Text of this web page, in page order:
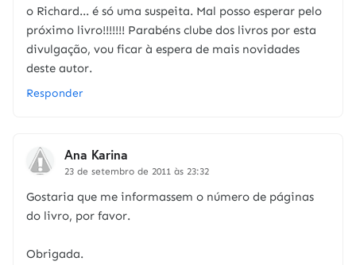
o Richard... é só uma suspeita. Mal posso esperar pelo
próximo livro!!!!!!! Parabéns clube dos livros por esta
divulgação, vou ficar à espera de mais novidades
deste autor.
Responder
Ana Karina
23 de setembro de 2011 às 23:32
Gostaria que me informassem o número de páginas
do livro, por favor.
Obrigada.